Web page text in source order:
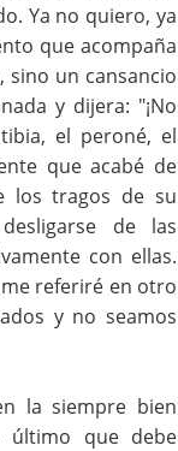
Ya no quiero, ya
que acompaña
sino un cansancio
y dijera: "¡No
el peroné, el
que acabé de
los tragos de su
de las
con ellas.
referiré en otro
y no seamos
la siempre bien
último que debe